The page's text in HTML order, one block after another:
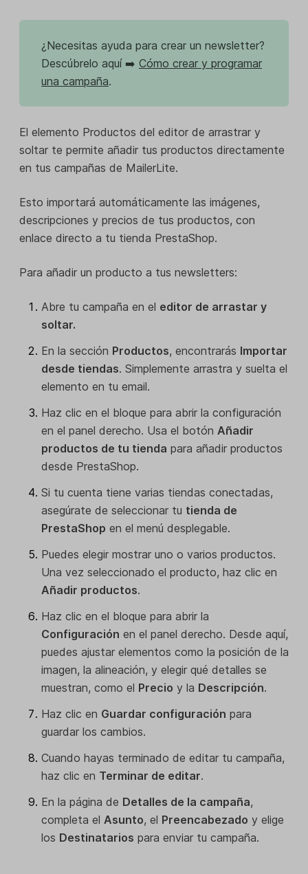
¿Necesitas ayuda para crear un newsletter?
Descúbrelo aquí ➡️ Cómo crear y programar
una campaña.
El elemento Productos del editor de arrastrar y
soltar te permite añadir tus productos directamente
en tus campañas de MailerLite.
Esto importará automáticamente las imágenes,
descripciones y precios de tus productos, con
enlace directo a tu tienda PrestaShop.
Para añadir un producto a tus newsletters:
Abre tu campaña en el editor de arrastar y
soltar.
En la sección Productos, encontrarás Importar
desde tiendas. Simplemente arrastra y suelta el
elemento en tu email.
Haz clic en el bloque para abrir la configuración
en el panel derecho. Usa el botón Añadir
productos de tu tienda para añadir productos
desde PrestaShop.
Si tu cuenta tiene varias tiendas conectadas,
asegúrate de seleccionar tu tienda de
PrestaShop en el menú desplegable.
Puedes elegir mostrar uno o varios productos.
Una vez seleccionado el producto, haz clic en
Añadir productos.
Haz clic en el bloque para abrir la
Configuración en el panel derecho. Desde aquí,
puedes ajustar elementos como la posición de la
imagen, la alineación, y elegir qué detalles se
muestran, como el Precio y la Descripción.
Haz clic en Guardar configuración para
guardar los cambios.
Cuando hayas terminado de editar tu campaña,
haz clic en Terminar de editar.
En la página de Detalles de la campaña,
completa el Asunto, el Preencabezado y elige
los Destinatarios para enviar tu campaña.